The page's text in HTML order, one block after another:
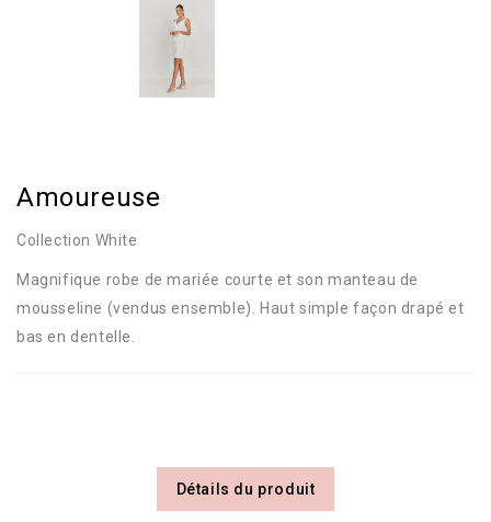
Amoureuse
Collection White
Magnifique robe de mariée courte et son manteau de
mousseline (vendus ensemble). Haut simple façon drapé et
bas en dentelle.
Détails du produit